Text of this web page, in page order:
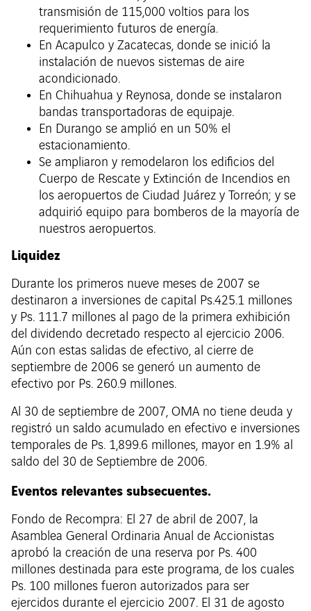
transmisión de 115,000 voltios para los
requerimiento futuros de energía.
En Acapulco y Zacatecas, donde se inició la
instalación de nuevos sistemas de aire
acondicionado.
En Chihuahua y Reynosa, donde se instalaron
bandas transportadoras de equipaje.
En Durango se amplió en un 50% el
estacionamiento.
Se ampliaron y remodelaron los edificios del
Cuerpo de Rescate y Extinción de Incendios en
los aeropuertos de Ciudad Juárez y Torreón; y se
adquirió equipo para bomberos de la mayoría de
nuestros aeropuertos.
Liquidez
Durante los primeros nueve meses de 2007 se
destinaron a inversiones de capital Ps.425.1 millones
y Ps. 111.7 millones al pago de la primera exhibición
del dividendo decretado respecto al ejercicio 2006.
Aún con estas salidas de efectivo, al cierre de
septiembre de 2006 se generó un aumento de
efectivo por Ps. 260.9 millones.
Al 30 de septiembre de 2007, OMA no tiene deuda y
registró un saldo acumulado en efectivo e inversiones
temporales de Ps. 1,899.6 millones, mayor en 1.9% al
saldo del 30 de Septiembre de 2006.
Eventos relevantes subsecuentes.
Fondo de Recompra: El 27 de abril de 2007, la
Asamblea General Ordinaria Anual de Accionistas
aprobó la creación de una reserva por Ps. 400
millones destinada para este programa, de los cuales
Ps. 100 millones fueron autorizados para ser
ejercidos durante el ejercicio 2007. El 31 de agosto